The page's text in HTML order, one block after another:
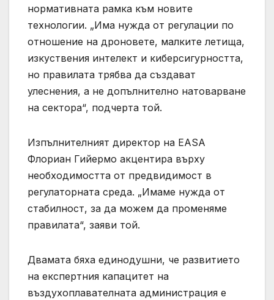
нормативната рамка към новите
технологии. „Има нужда от регулации по
отношение на дроновете, малките летища,
изкуствения интелект и киберсигурността,
но правилата трябва да създават
улеснения, а не допълнително натоварване
на сектора“, подчерта той.
Изпълнителният директор на EASA
Флориан Гийермо акцентира върху
необходимостта от предвидимост в
регулаторната среда. „Имаме нужда от
стабилност, за да можем да променяме
правилата“, заяви той.
Двамата бяха единодушни, че развитието
на експертния капацитет на
въздухоплавателната администрация е